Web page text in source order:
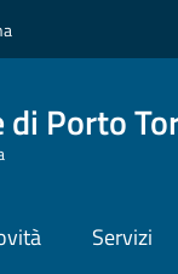
di Porto
Servizi